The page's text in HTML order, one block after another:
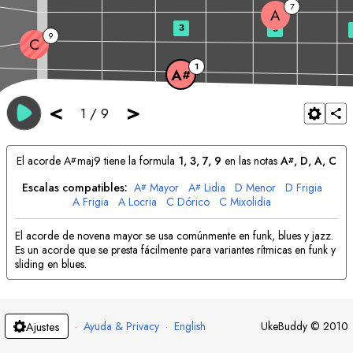
< 1 / 9 >
A# 1
C 9
A 7
3 5
El acordeA#maj9 tiene la formula 1, 3, 7, 9 en las notas A#, D, A, C
Escalas compatibles: A# Mayor A# Lidia D Menor D Frigia
A Frigia A Locria C Dórico C Mixolidia
El acorde de novena mayor se usa comúnmente en funk, blues y jazz.
Es un acorde que se presta fácilmente para variantes rítmicas en funk y
sliding en blues.
Ajustes · Ayuda & Privacy · English UkeBuddy © 2010